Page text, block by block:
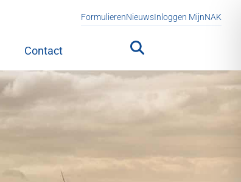
FormulierenNieuwsInloggen MijnNAK
Contact